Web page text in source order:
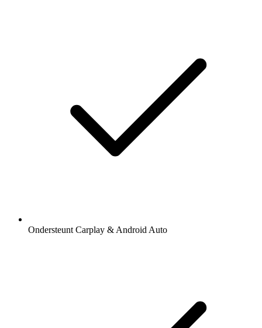
Ondersteunt Carplay & Android Auto